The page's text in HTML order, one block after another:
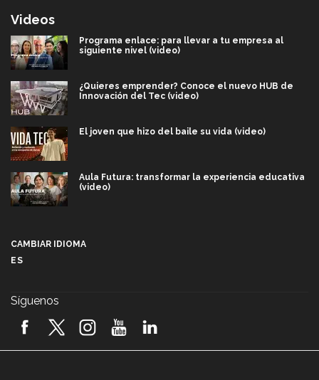
Videos
Programa enlace: para llevar a tu empresa al
siguiente nivel (video)
¿Quieres emprender? Conoce el nuevo HUB de
Innovación del Tec (video)
El joven que hizo del baile su vida (video)
Aula Futura: transformar la experiencia educativa
(video)
2026! (video)
CAMBIAR IDIOMA
ES
Síguenos